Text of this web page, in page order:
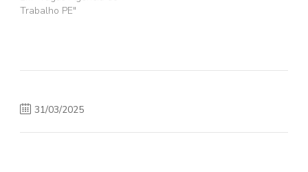
Trabalho PE"
31/03/2025